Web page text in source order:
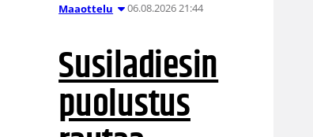
Maaottelu 06.08.2026 21:44
Susiladiesin
puolustus